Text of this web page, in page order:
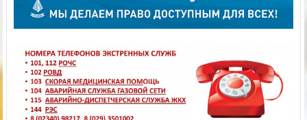
08.08.2026 Лоевский край 0
Если вы желаете, чтобы прислушались именно к нему,
повремените с его обнародованием. ТелецСегодняшний день
вам стоит
Подробнее...